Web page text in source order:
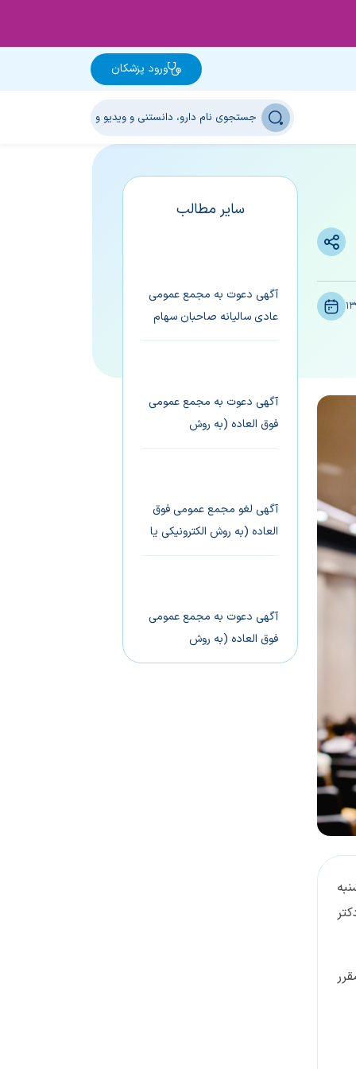
ورود پزشکان
در ساعت 14:00 روز سه‌شنبه
دکتر
سایر مطالب
آگهی دعوت به مجمع عمومی
عادی سالیانه صاحبان سهام
آگهی دعوت به مجمع عمومی
فوق العاده (به روش
آگهی لغو مجمع عمومی فوق
العاده (به روش الکترونیکی یا
آگهی دعوت به مجمع عمومی
فوق العاده (به روش
الکترونیکی یا حضوری)